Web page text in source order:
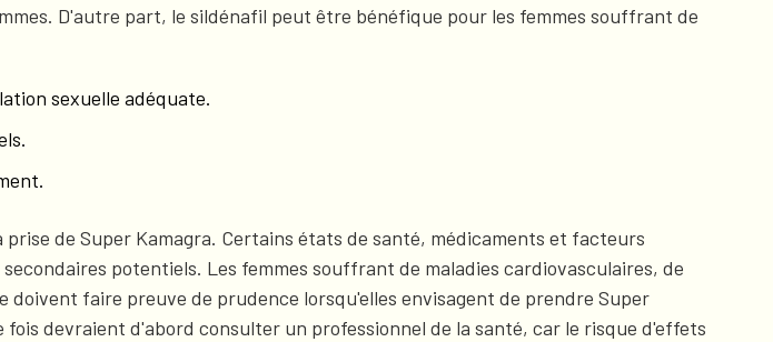
D'autre part, le sildénafil peut être bénéfique pour les femmes souffrant de
sexuelle adéquate.
de Super Kamagra. Certains états de santé, médicaments et facteurs
potentiels. Les femmes souffrant de maladies cardiovasculaires, de
faire preuve de prudence lorsqu'elles envisagent de prendre Super
devraient d'abord consulter un professionnel de la santé, car le risque d'effets